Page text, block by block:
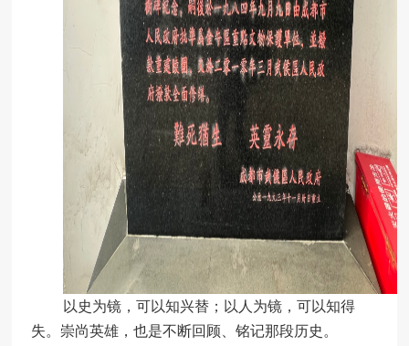
以史为镜，可以知兴替；以人为镜，可以知得
失。 崇尚英雄，也是不断回顾、铭记那段历史。